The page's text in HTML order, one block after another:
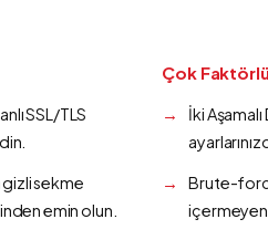
SSL/TLS
gizli sekme
emin olun.
Çok
İki
Brute-force